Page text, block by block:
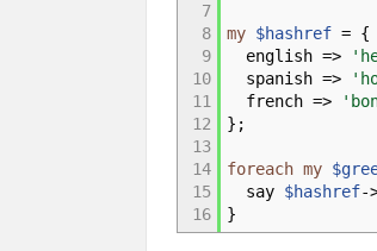
7
8
9
10
11
12
13
14
15
16
my $hashref = {
english =>
spanish =>
french =>
} ;
foreach my
say $hashref-
}